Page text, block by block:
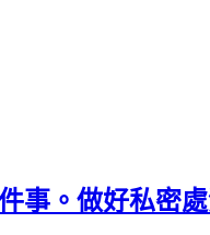
事。做好私密